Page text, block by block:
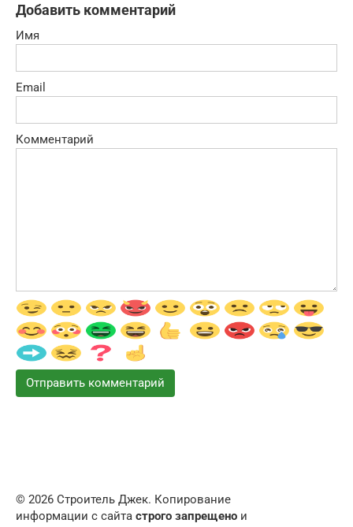
Добавить комментарий
Имя
Email
Комментарий
© 2026 Строитель Джек. Копирование
информации с сайта строго запрещено и